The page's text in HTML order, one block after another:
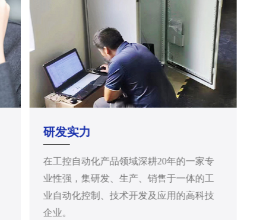
研发实力
在工控自动化产品领域深耕20年的一家专
业性强，集研发、生产、销售于一体的工
业自动化控制、技术开发及应用的高科技
企业。